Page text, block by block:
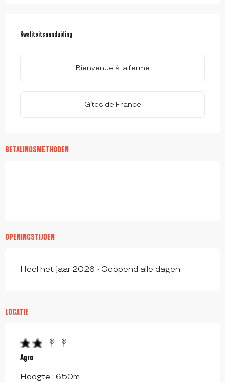
Kwaliteitsaanduiding
Kwaliteitsaanduiding
Bienvenue à la ferme
Gîtes de France
BETALINGSMETHODEN
OPENINGSTIJDEN
Heel het jaar 2026 - Geopend alle dagen
LOCATIE
Agro
Hoogte : 650m